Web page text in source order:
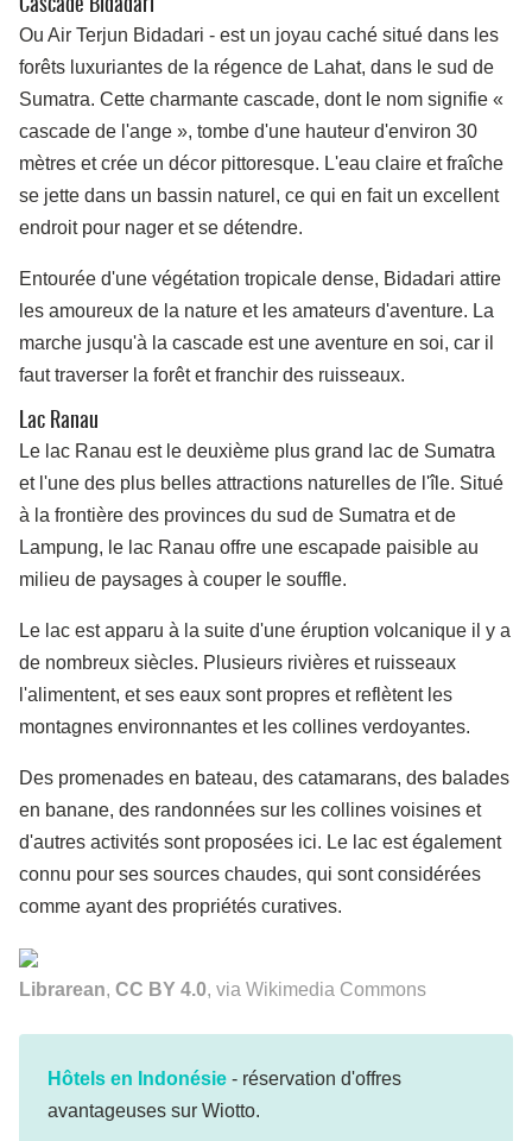
Cascade Bidadari
Ou Air Terjun Bidadari - est un joyau caché situé dans les
forêts luxuriantes de la régence de Lahat, dans le sud de
Sumatra. Cette charmante cascade, dont le nom signifie «
cascade de l'ange », tombe d'une hauteur d'environ 30
mètres et crée un décor pittoresque. L'eau claire et fraîche
se jette dans un bassin naturel, ce qui en fait un excellent
endroit pour nager et se détendre.
Entourée d'une végétation tropicale dense, Bidadari attire
les amoureux de la nature et les amateurs d'aventure. La
marche jusqu'à la cascade est une aventure en soi, car il
faut traverser la forêt et franchir des ruisseaux.
Lac Ranau
Le lac Ranau est le deuxième plus grand lac de Sumatra
et l'une des plus belles attractions naturelles de l'île. Situé
à la frontière des provinces du sud de Sumatra et de
Lampung, le lac Ranau offre une escapade paisible au
milieu de paysages à couper le souffle.
Le lac est apparu à la suite d'une éruption volcanique il y a
de nombreux siècles. Plusieurs rivières et ruisseaux
l'alimentent, et ses eaux sont propres et reflètent les
montagnes environnantes et les collines verdoyantes.
Des promenades en bateau, des catamarans, des balades
en banane, des randonnées sur les collines voisines et
d'autres activités sont proposées ici. Le lac est également
connu pour ses sources chaudes, qui sont considérées
comme ayant des propriétés curatives.
Librarean, CC BY 4.0, via Wikimedia Commons
Hôtels en Indonésie - réservation d'offres
avantageuses sur Wiotto.